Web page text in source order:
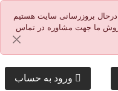
بروزرسانی سایت هستیم
ما جهت مشاوره در تماس
ورود به حساب